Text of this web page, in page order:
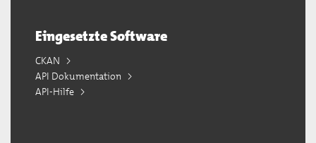
Eingesetzte Software
CKAN
API Dokumentation
API-Hilfe